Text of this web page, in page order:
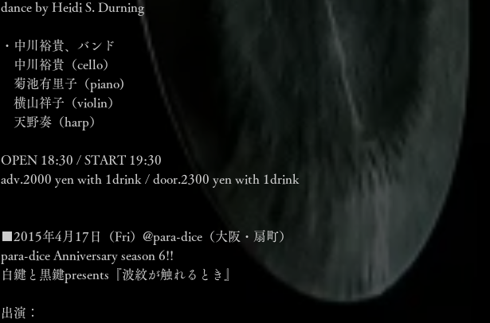
dance by Heidi S. Durning
・中川裕貴、バンド
中川裕貴（cello）
菊池有里子（piano)
横山祥子（violin）
天野奏（harp）
OPEN 18:30 / START 19:30
adv.2000 yen with 1drink / door.2300 yen with 1drink
■2015年4月17日（Fri）@para-dice（大阪・扇町）
para-dice Anniversary season 6!!
白鍵と黒鍵presents『波紋が触れるとき』
出演：